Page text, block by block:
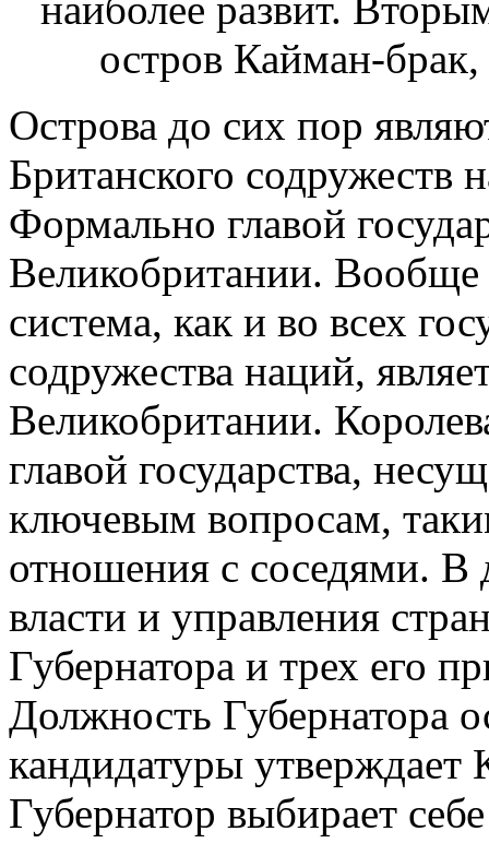
Острова до сих пор
Британского содружеств
Формально главой
Великобритании. Вообще
система, как и во всех
содружества наций,
Великобритании.
главой государства,
ключевым вопросам,
отношения с соседями. В
власти и управления
Губернатора и трех его
Должность Губернатора
кандидатуры
Губернатор выбирает